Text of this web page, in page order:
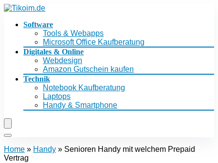
Software
Tools & Webapps
Microsoft Office Kaufberatung
Digitales & Online
Webdesign
Amazon Gutschein kaufen
Technik
Notebook Kaufberatung
Laptops
Handy & Smartphone
Home » Handy » Senioren Handy mit welchem Prepaid
Vertrag